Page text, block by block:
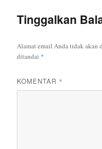
Tinggalkan
Alamat email Anda tidak akan
ditandai *
KOMENTAR *